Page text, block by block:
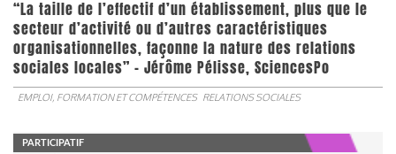
“La taille de l’effectif d’un établissement, plus que le
secteur d’activité ou d’autres caractéristiques
organisationnelles, façonne la nature des relations
sociales locales” - Jérôme Pélisse, SciencesPo
EMPLOI, FORMATION ET COMPÉTENCES RELATIONS SOCIALES
PARTICIPATIF